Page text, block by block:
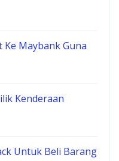
Maybank Guna
Kenderaan
Untuk Beli Barang